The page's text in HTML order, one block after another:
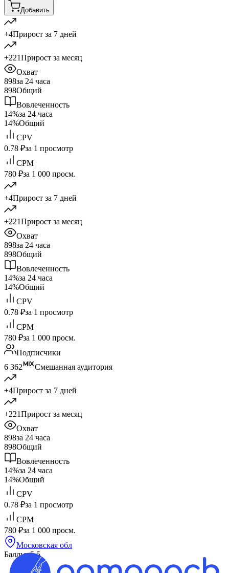
Добавить
+4Прирост за 7 дней
+221Прирост за месяц
Охват
898за 24 часа
898Общий
Вовлеченность
14%за 24 часа
14%Общий
CPV
0.78 ₽за 1 просмотр
CPM
780 ₽за 1 000 просм.
+4Прирост за 7 дней
+221Прирост за месяц
Охват
898за 24 часа
898Общий
Вовлеченность
14%за 24 часа
14%Общий
CPV
0.78 ₽за 1 просмотр
CPM
780 ₽за 1 000 просм.
Подписчики
6 362
Смешанная аудитория
+4Прирост за 7 дней
+221Прирост за месяц
Охват
898за 24 часа
898Общий
Вовлеченность
14%за 24 часа
14%Общий
CPV
0.78 ₽за 1 просмотр
CPM
780 ₽за 1 000 просм.
Московская обл
Баллы: 5,5